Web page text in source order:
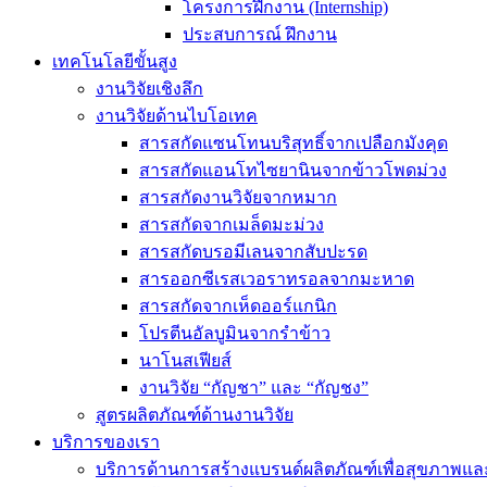
โครงการฝึกงาน (Internship)
ประสบการณ์ ฝึกงาน
เทคโนโลยีขั้นสูง
งานวิจัยเชิงลึก
งานวิจัยด้านไบโอเทค
สารสกัดแซนโทนบริสุทธิ์จากเปลือกมังคุด
สารสกัดแอนโทไซยานินจากข้าวโพดม่วง
สารสกัดงานวิจัยจากหมาก
สารสกัดจากเมล็ดมะม่วง
สารสกัดบรอมีเลนจากสับปะรด
สารออกซีเรสเวอราทรอลจากมะหาด
สารสกัดจากเห็ดออร์แกนิก
โปรตีนอัลบูมินจากรำข้าว
นาโนสเฟียส์
งานวิจัย “กัญชา” และ “กัญชง”
สูตรผลิตภัณฑ์ด้านงานวิจัย
บริการของเรา
บริการด้านการสร้างแบรนด์ผลิตภัณฑ์เพื่อสุขภาพแล